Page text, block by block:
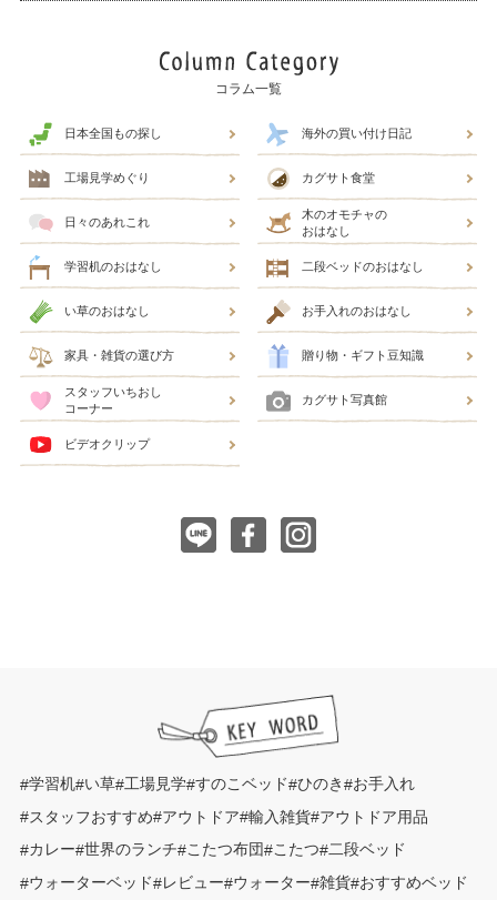
コラム一覧
日本全国もの探し 海外の買い付け日記
工場見学めぐり カグサト食堂
日々のあれこれ
木のオモチャの
おはなし
学習机のおはなし 二段ベッドのおはなし
い草のおはなし お手入れのおはなし
家具・雑貨の選び方 贈り物・ギフト豆知識
スタッフいちおし
コーナー
カグサト写真館
ビデオクリップ
学習机 い草 工場見学 すのこベッド ひのき
お手入れ
スタッフおすすめ アウトドア 輸入雑貨 アウトドア用品
カレー 世界のランチ こたつ布団 こたつ 二段ベッド
ウォーターベッド
レビュー ウォーター 雑貨 おすすめベッド